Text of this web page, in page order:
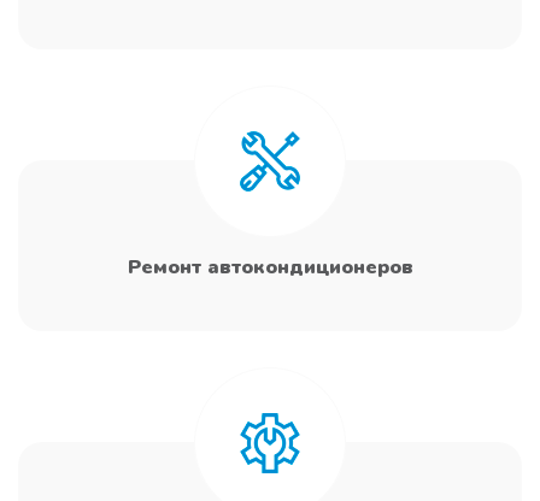
Ремонт автокондиционеров